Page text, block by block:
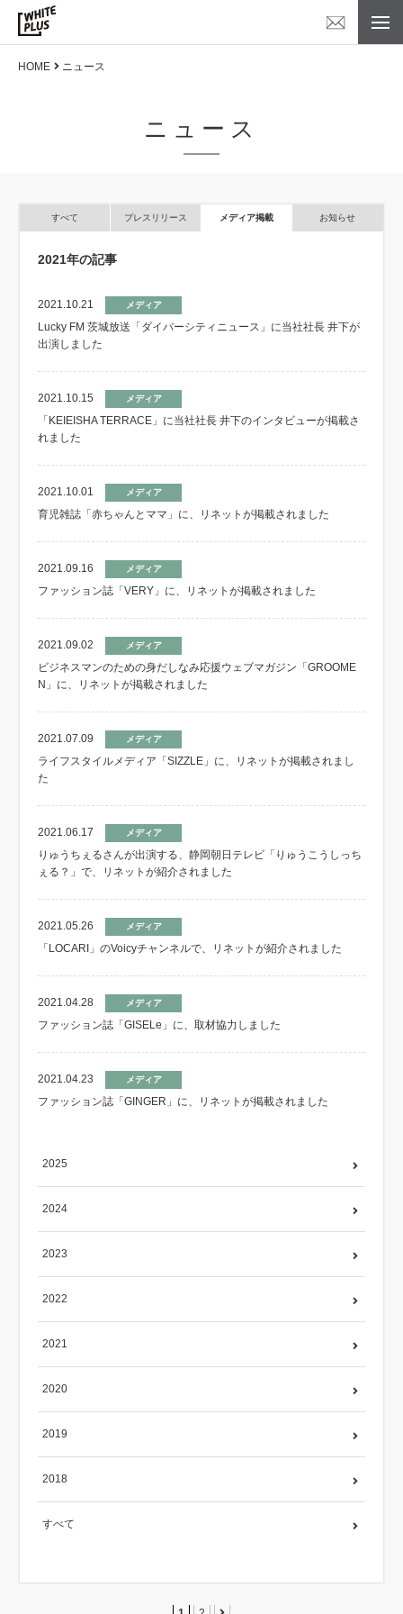
HOME ニュース
ニュース
すべて プレスリリース メディア掲載 お知らせ
2021年の記事
2021.10.21 メディア
Lucky FM 茨城放送「ダイバーシティニュース」に当社社長 井下が
出演しました
2021.10.15 メディア
「KEIEISHA TERRACE」に当社社長 井下のインタビューが掲載さ
れました
2021.10.01 メディア
育児雑誌「赤ちゃんとママ」に、リネットが掲載されました
2021.09.16 メディア
ファッション誌「VERY」に、リネットが掲載されました
2021.09.02 メディア
ビジネスマンのための身だしなみ応援ウェブマガジン「GROOME
N」に、リネットが掲載されました
2021.07.09 メディア
ライフスタイルメディア「SIZZLE」に、リネットが掲載されまし
た
2021.06.17 メディア
りゅうちぇるさんが出演する、静岡朝日テレビ「りゅうこうしっち
ぇる？」で、リネットが紹介されました
2021.05.26 メディア
「LOCARI」のVoicyチャンネルで、リネットが紹介されました
2021.04.28 メディア
ファッション誌「GISELe」に、取材協力しました
2021.04.23 メディア
ファッション誌「GINGER」に、リネットが掲載されました
2025
2024
2023
2022
2021
2020
2019
2018
すべて